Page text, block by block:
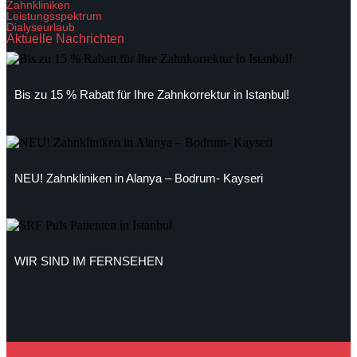
Zahnkliniken
Leistungsspektrum
Dialyseurlaub
Aktuelle Nachrichten
Bis zu 15 % Rabatt für Ihre Zahnkorrektur in Istanbul!
NEU! Zahnkliniken in Alanya – Bodrum- Kayseri
WIR SIND IM FERNSEHEN